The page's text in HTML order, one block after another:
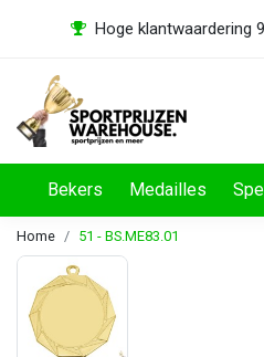
Hoge klantwaardering
Bekers Medailles
Home 51 - BS.ME83.01